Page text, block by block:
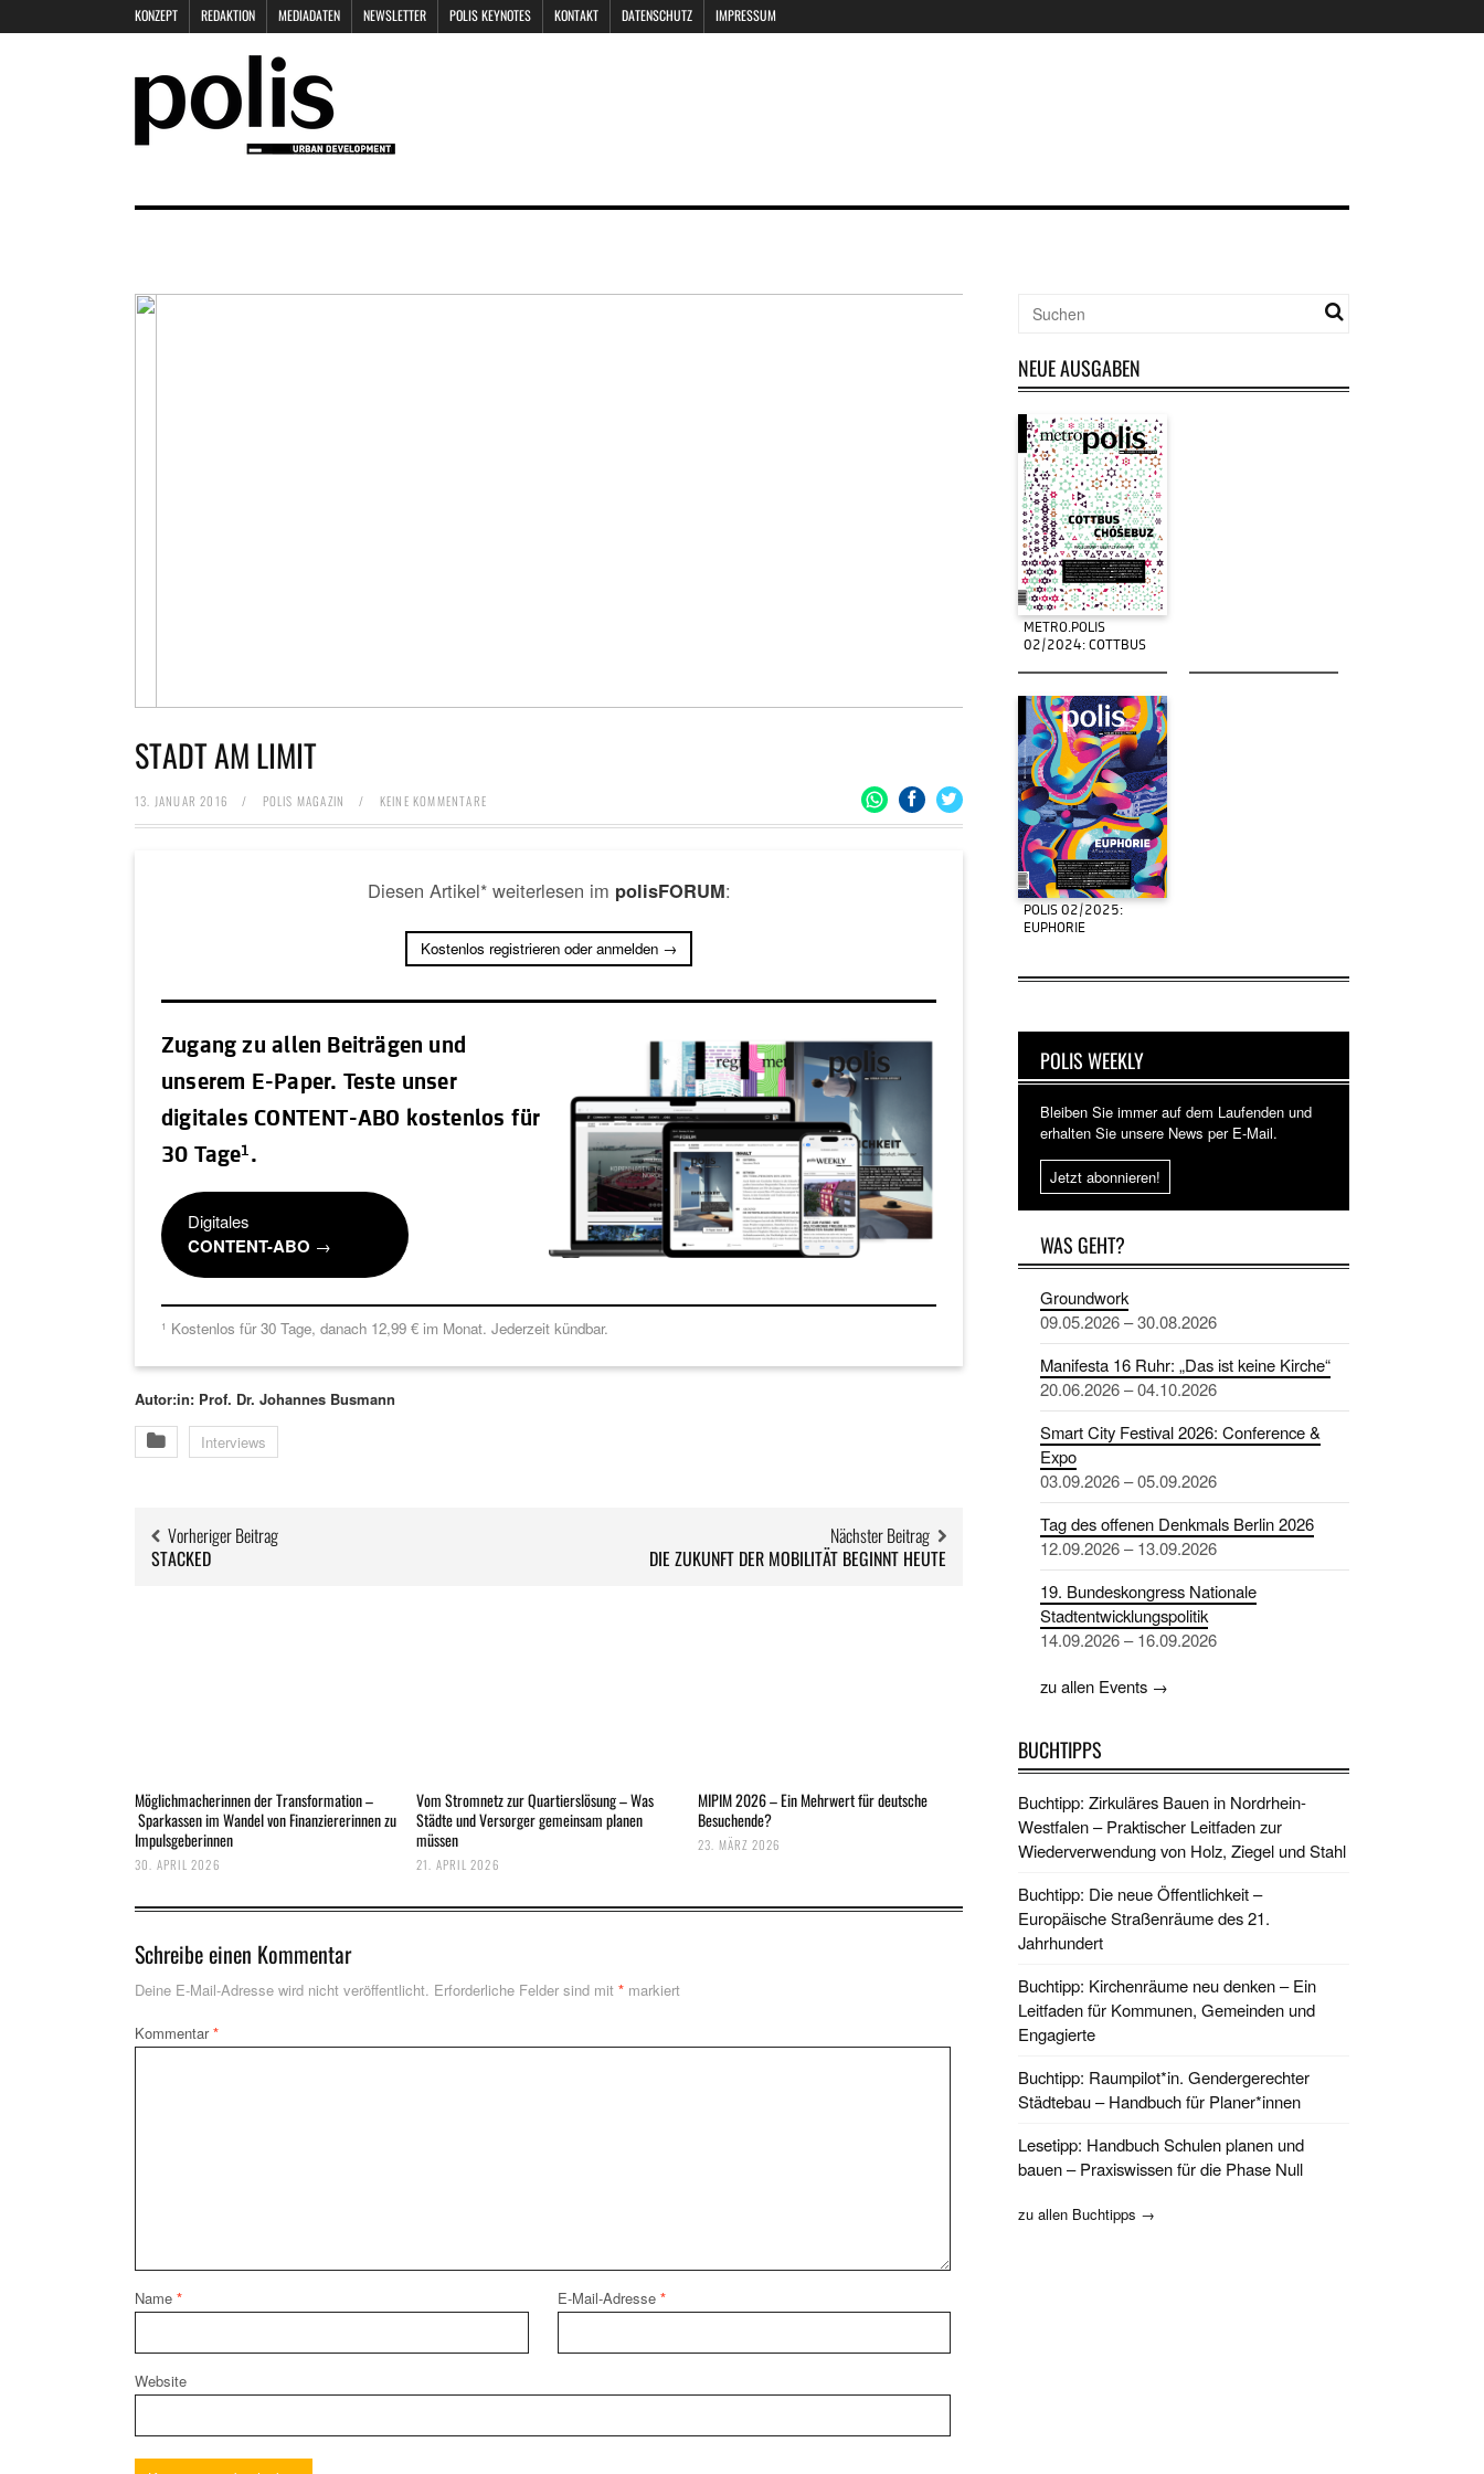
KONZEPT REDAKTION MEDIADATEN NEWSLETTER POLIS KEYNOTES KONTAKT DATENSCHUTZ IMPRESSUM
STADT AM LIMIT
13. JANUAR 2016 / POLIS MAGAZIN / KEINE KOMMENTARE
Diesen Artikel* weiterlesen im polisFORUM:
Kostenlos registrieren oder anmelden →
Zugang zu allen Beiträgen und
unserem E-Paper. Teste unser
digitales CONTENT-ABO kostenlos für
30 Tage1 .
Digitales
CONTENT-ABO →
1 Kostenlos für 30 Tage, danach 12,99 € im Monat. Jederzeit kündbar.
Autor:in: Prof. Dr. Johannes Busmann
Interviews
Vorheriger Beitrag
STACKED
Nächster Beitrag
DIE ZUKUNFT DER MOBILITÄT BEGINNT HEUTE
Möglichmacherinnen der Transformation –
Sparkassen im Wandel von Finanziererinnen zu
Impulsgeberinnen
30. APRIL 2026
Vom Stromnetz zur Quartierslösung – Was
Städte und Versorger gemeinsam planen
müssen
21. APRIL 2026
MIPIM 2026 – Ein Mehrwert für deutsche
Besuchende?
23. MÄRZ 2026
Schreibe einen Kommentar
Deine E-Mail-Adresse wird nicht veröffentlicht. Erforderliche Felder sind mit * markiert
Kommentar*
Name * E-Mail-Adresse *
Website
NEUE AUSGABEN
METRO.POLIS
02/2024: COTTBUS
POLIS 02/2025:
EUPHORIE
POLIS WEEKLY
Bleiben Sie immer auf dem Laufenden und
erhalten Sie unsere News per E-Mail.
Jetzt abonnieren!
WAS GEHT?
Groundwork
09.05.2026 – 30.08.2026
Manifesta 16 Ruhr: „Das ist keine Kirche“
20.06.2026 – 04.10.2026
Smart City Festival 2026: Conference &
Expo
03.09.2026 – 05.09.2026
Tag des offenen Denkmals Berlin 2026
12.09.2026 – 13.09.2026
19. Bundeskongress Nationale
Stadtentwicklungspolitik
14.09.2026 – 16.09.2026
zu allen Events →
BUCHTIPPS
Buchtipp: Zirkuläres Bauen in Nordrhein-
Westfalen – Praktischer Leitfaden zur
Wiederverwendung von Holz, Ziegel und Stahl
Buchtipp: Die neue Öffentlichkeit –
Europäische Straßenräume des 21.
Jahrhundert
Buchtipp: Kirchenräume neu denken – Ein
Leitfaden für Kommunen, Gemeinden und
Engagierte
Buchtipp: Raumpilot*in. Gendergerechter
Städtebau – Handbuch für Planer*innen
Lesetipp: Handbuch Schulen planen und
bauen – Praxiswissen für die Phase Null
zu allen Buchtipps →